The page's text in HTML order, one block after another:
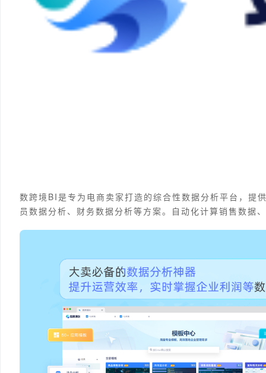
数跨境BI是专为电商卖家打造的综合性数据分析平台，提
员数据分析、财务数据分析等方案。自动化计算销售数据